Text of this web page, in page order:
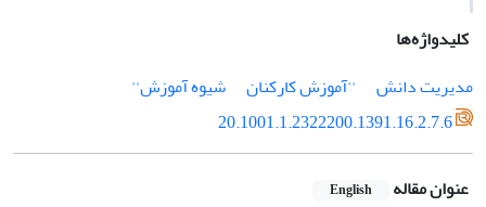
کلیدواژه‌ها
مدیریت دانش
''آموزش کارکنان
شیوه آموزش''
20.1001.1.2322200.1391.16.2.7.6
عنوان مقاله English